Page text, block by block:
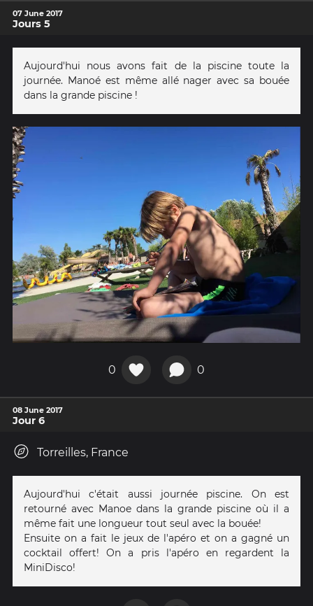
07 June 2017
Jours 5
Aujourd'hui nous avons fait de la piscine toute la
journée. Manoé est même allé nager avec sa bouée
dans la grande piscine !
0 0
08 June 2017
Jour 6
Torreilles, France
Aujourd'hui c'était aussi journée piscine. On est
retourné avec Manoe dans la grande piscine où il a
même fait une longueur tout seul avec la bouée!
Ensuite on a fait le jeux de l'apéro et on a gagné un
cocktail offert! On a pris l'apéro en regardent la
MiniDisco!